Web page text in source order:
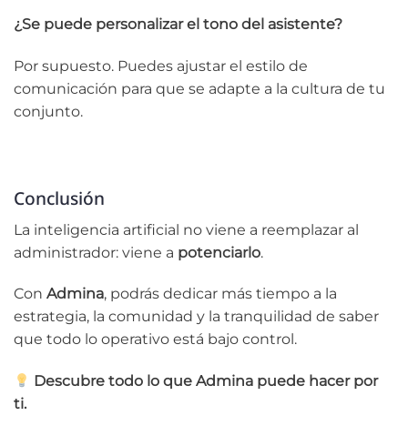
¿Se puede personalizar el tono del asistente?
Por supuesto. Puedes ajustar el estilo de
comunicación para que se adapte a la cultura de tu
conjunto.
Conclusión
La inteligencia artificial no viene a reemplazar al
administrador: viene a potenciarlo.
Con Admina, podrás dedicar más tiempo a la
estrategia, la comunidad y la tranquilidad de saber
que todo lo operativo está bajo control.
Descubre todo lo que Admina puede hacer por
ti.